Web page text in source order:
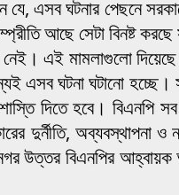
এসব ঘটনার পেছনে
আছে সেটা বিনষ্ট
এই মামলাগুলো
এসব ঘটনা ঘটানো হচ্ছে।
দিতে হবে। বিএনপি সব
দুর্নীতি, অব্যবস্থাপনা
উত্তর বিএনপির